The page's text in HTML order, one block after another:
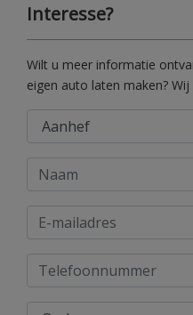
Interesse?
Wilt u meer informatie
eigen auto laten maken? Wij